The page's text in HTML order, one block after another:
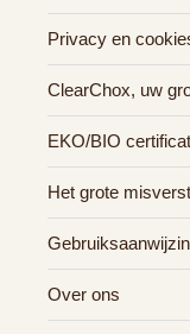
Privacy en
ClearChox, uw
EKO/BIO
Het grote
Over ons